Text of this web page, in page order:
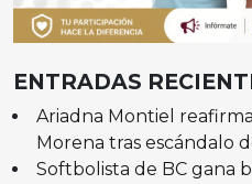
ENTRADAS
Ariadna Montiel
Morena tras escándalo
Softbolista de BC gana